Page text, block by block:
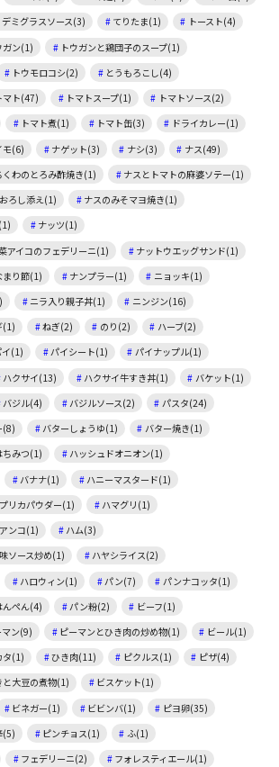
デミグラスソース(3) てりたま(1)
トースト(4)
ガン(1)
トウガンと鶏団子のスープ(1)
トウモロコシ(2)
とうもろこし(4)
マト(47) トマトスープ(1)
トマトソース(2)
トマト煮(1) トマト缶(3)
ドライカレー(1)
モ(6) ナゲット(3) ナシ(3)
ナス(49)
くわのとろみ酢焼き(1)
ナスとトマトの麻婆ソテー(1)
ろし添え(1)
ナスのみそマヨ焼き(1)
ナッツ(1)
アイコのフェデリーニ(1)
ナットウエッグサンド(1)
まり節(1) ナンプラー(1)
ニョッキ(1)
ニラ入り親子丼(1)
ニンジン(16)
(1) ねぎ(2) のり(2)
ハーブ(2)
イ(1) パイシート(1)
パイナップル(1)
ハクサイ(13) ハクサイ牛すき丼(1)
バケット(1)
バジル(4) バジルソース(2)
パスタ(24)
(8) バターしょうゆ(1)
バター焼き(1)
ちみつ(1)
ハッシュドオニオン(1)
バナナ(1)
ハニーマスタード(1)
リカパウダー(1)
ハマグリ(1)
ンコ(1)
ハム(3)
ソース炒め(1)
ハヤシライス(2)
ハロウィン(1) パン(7)
パンナコッタ(1)
んぺん(4) パン粉(2)
ビーフ(1)
マン(9) ピーマンとひき肉の炒め物(1)
ビール(1)
タ(1) ひき肉(11) ピクルス(1)
ピザ(4)
と大豆の煮物(1)
ビスケット(1)
ビネガー(1) ビビンバ(1)
ピヨ卵(35)
(5) ピンチョス(1)
ふ(1)
フェデリーニ(2)
フォレスティエール(1)